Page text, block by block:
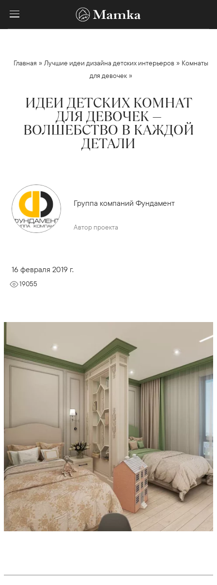
Главная »Лучшие идеи дизайна детских интерьеров » Комнаты
для девочек »
ИДЕИ ДЕТСКИХ КОМНАТ
ДЛЯ ДЕВОЧЕК —
ВОЛШЕБСТВО В КАЖДОЙ
ДЕТАЛИ
Группа компаний Фундамент
Автор проекта
16 февраля 2019 г.
19055